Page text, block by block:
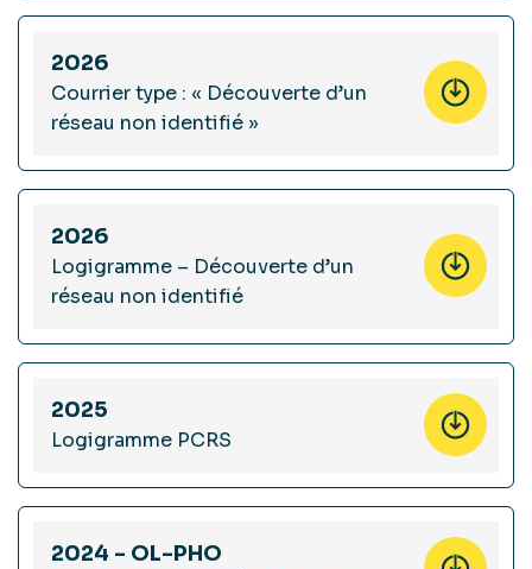
2026
Courrier type : « Découverte d’un
réseau non identifié »
2026
Logigramme – Découverte d’un
réseau non identifié
2025
Logigramme PCRS
2024 - OL-PHO